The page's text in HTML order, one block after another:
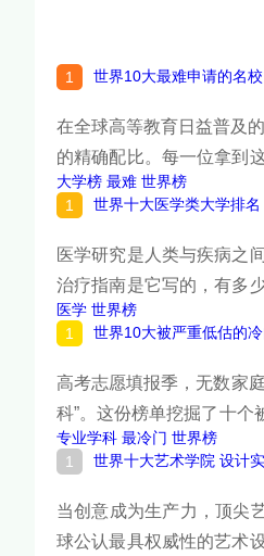
世界10大最难申请的名
在全球高等教育日益普及
的精确配比。每一位拿到
国际生竞争激烈程度以及
在二十岁之前就完成了一
大学榜 最难 世界榜
世界十大医学类大学排
医学研究是人类与疾病之
治疗指南是它写的，有多
生理学或医学奖获奖人数
前列，它们共同构成了当
医学 世界榜
世界10大被严重低估的
高考志愿填报季，无数家
科”。这份榜单挖掘了十
业中供不应求，薪资水平
被重新发现。下面跟着榜
专业学科 最冷门 世界榜
世界十大艺术学院 设计
当创意成为生产力，顶尖
球公认最具权威性的艺术